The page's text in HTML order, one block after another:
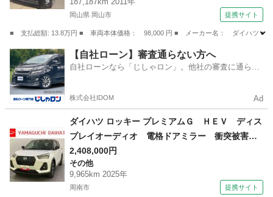
1）
岡山県 岡山市 提携サイト
■ 支払総額: 13.8万円 ■ 車両本体価格： 98,000 円 ■ メーカー名： ダイハツ
岡山 岡山市 ムーヴ
【自社ローン】審査通らない方へ
自社ローンなら「じしゃロン」。他社の審査に通らな
株式会社IDOM Ad
ダイハツ ロッキー プレミアムＧ ＨＥＶ ディス
プレイオーディオ 電格ドアミラー 衝突被害軽
減装置 アダクティブクルーズ スマートキー＆
プッシュスタート ＬＥＤヘッドランプ 前席シ
ートヒーター キーフリー 車線逸脱防止 オー
2,408,000円
その他
9,965km 2025年
周南市 提携サイト